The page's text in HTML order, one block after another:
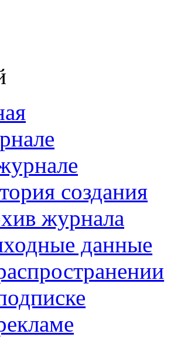
создания
журнала
данные